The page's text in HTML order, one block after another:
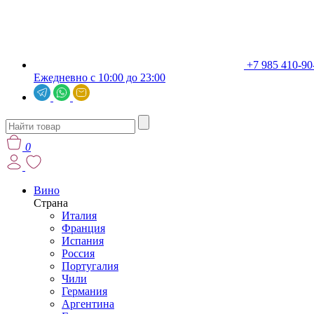
+7 985 410-
Ежедневно с 10:00 до 23:00
0
Вино
Страна
Италия
Франция
Испания
Россия
Португалия
Чили
Германия
Аргентина